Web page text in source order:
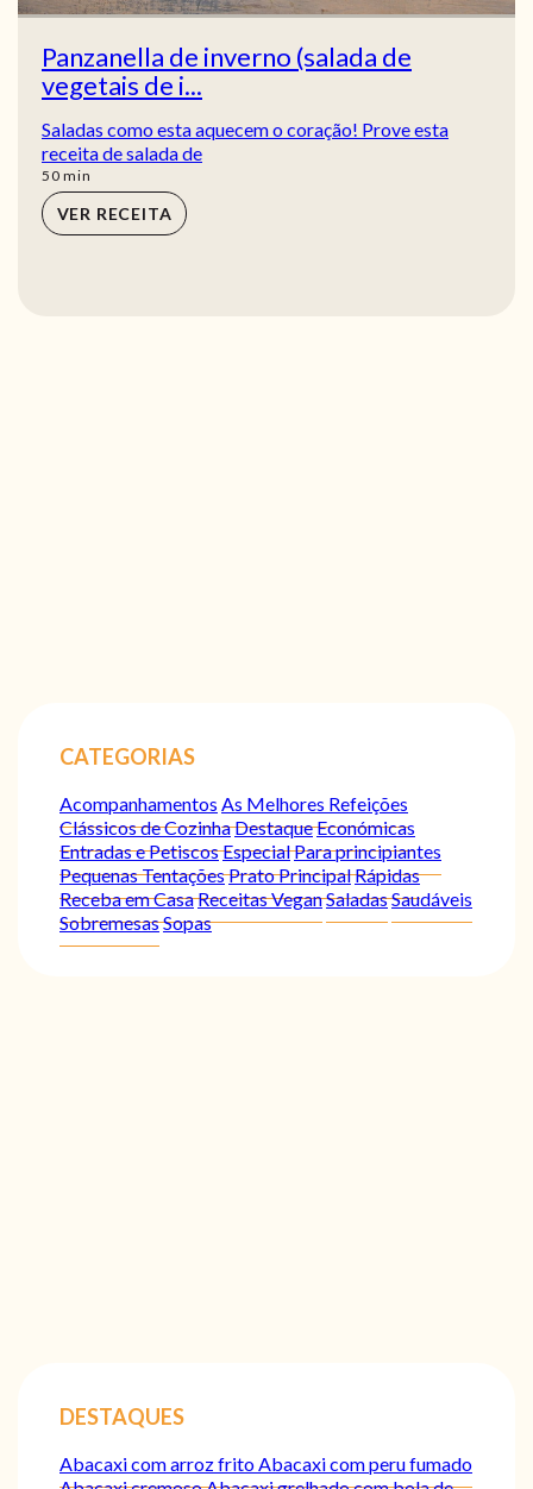
Panzanella de inverno (salada de
vegetais de i...
Saladas como esta aquecem o coração! Prove esta
receita de salada de
50min
min
VER RECEITA
CATEGORIAS
Acompanhamentos As Melhores Refeições
Clássicos de CozinhaDestaqueEconómicas
Entradas e PetiscosEspecialPara principiantes
Pequenas TentaçõesPrato PrincipalRápidas
Receba em CasaReceitas VeganSaladasSaudáveis
SobremesasSopas
DESTAQUES
Abacaxi com arroz fritoAbacaxi com peru fumado